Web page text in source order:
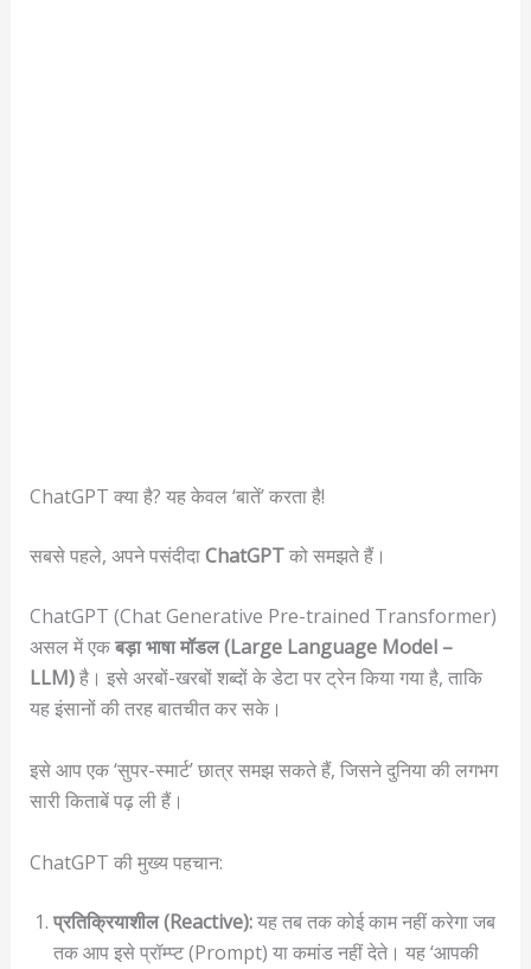
ChatGPT क्या है? यह केवल ‘बातें’ करता है!
सबसे पहले, अपने पसंदीदाChatGPTको समझते हैं।
ChatGPT (Chat Generative Pre-trained Transformer)
असल में एकबड़ा भाषा मॉडल (Large Language Model –
LLM)है। इसे अरबों-खरबों शब्दों के डेटा पर ट्रेन किया गया है, ताकि
यह इंसानों की तरह बातचीत कर सके।
इसे आप एक ‘सुपर-स्मार्ट’ छात्र समझ सकते हैं, जिसने दुनिया की लगभग
सारी किताबें पढ़ ली हैं।
ChatGPT की मुख्य पहचान:
प्रतिक्रियाशील (Reactive):यह तब तक कोई काम नहीं करेगा जब
तक आप इसे प्रॉम्प्ट (Prompt) या कमांड नहीं देते। यह ‘आपकी